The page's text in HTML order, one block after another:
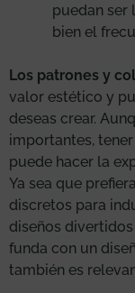
puedan ser
bien el
Los patrones y
valor estético y
deseas crear.
importantes,
puede hacer la
Ya sea que
discretos para
diseños
funda con un
también es